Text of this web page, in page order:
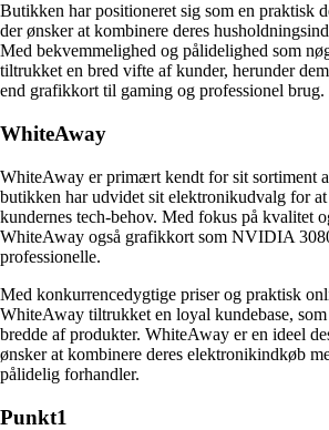
Butikken har positioneret sig som en praktisk
der ønsker at kombinere deres
Med bekvemmelighed og pålidelighed som
tiltrukket en bred vifte af kunder, herunder
end grafikkort til gaming og professionel brug.
WhiteAway
WhiteAway er primært kendt for sit sortiment
butikken har udvidet sit elektronikudvalg for
kundernes tech-behov. Med fokus på kvalitet
WhiteAway også grafikkort som NVIDIA
professionelle.
Med konkurrencedygtige priser og praktisk
WhiteAway tiltrukket en loyal kundebase,
bredde af produkter. WhiteAway er en ideel
ønsker at kombinere deres elektronikindkøb
pålidelig forhandler.
Punkt1